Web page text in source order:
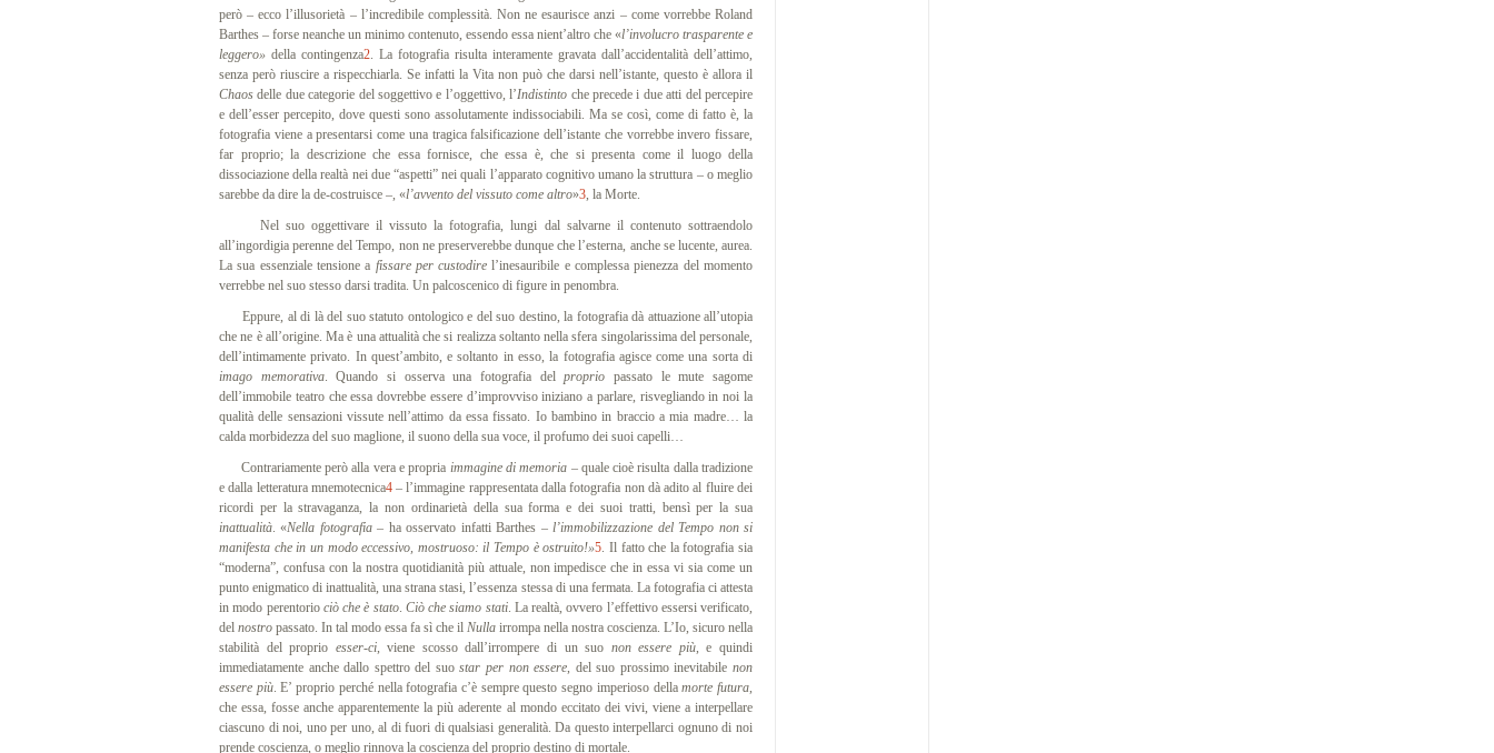
però – ecco l’illusorietà – l’incredibile complessità. Non ne esaurisce anzi – come vorrebbe Roland
Barthes – forse neanche un minimo contenuto, essendo essa nient’altro che «l’involucro trasparente e
leggero» della contingenza2. La fotografia risulta interamente gravata dall’accidentalità dell’attimo,
senza però riuscire a rispecchiarla. Se infatti la Vita non può che darsi nell’istante, questo è allora il
Chaos delle due categorie del soggettivo e l’oggettivo, l’Indistinto che precede i due atti del percepire
e dell’esser percepito, dove questi sono assolutamente indissociabili. Ma se così, come di fatto è, la
fotografia viene a presentarsi come una tragica falsificazione dell’istante che vorrebbe invero fissare,
far proprio; la descrizione che essa fornisce, che essa è, che si presenta come il luogo della
dissociazione della realtà nei due “aspetti” nei quali l’apparato cognitivo umano la struttura – o meglio
sarebbe da dire la de-costruisce –, «l’avvento del vissuto come altro»3, la Morte.
Nel suo oggettivare il vissuto la fotografia, lungi dal salvarne il contenuto sottraendolo
all’ingordigia perenne del Tempo, non ne preserverebbe dunque che l’esterna, anche se lucente, aurea.
La sua essenziale tensione a fissare per custodire l’inesauribile e complessa pienezza del momento
verrebbe nel suo stesso darsi tradita. Un palcoscenico di figure in penombra.
Eppure, al di là del suo statuto ontologico e del suo destino, la fotografia dà attuazione all’utopia
che ne è all’origine. Ma è una attualità che si realizza soltanto nella sfera singolarissima del personale,
dell’intimamente privato. In quest’ambito, e soltanto in esso, la fotografia agisce come una sorta di
imago memorativa. Quando si osserva una fotografia delproprio passato le mute sagome
dell’immobile teatro che essa dovrebbe essere d’improvviso iniziano a parlare, risvegliando in noi la
qualità delle sensazioni vissute nell’attimo da essa fissato. Io bambino in braccio a mia madre… la
calda morbidezza del suo maglione, il suono della sua voce, il profumo dei suoi capelli…
Contrariamente però alla vera e propria immagine di memoria – quale cioè risulta dalla tradizione
e dalla letteratura mnemotecnica4– l’immagine rappresentata dalla fotografia non dà adito al fluire dei
ricordi per la stravaganza, la non ordinarietà della sua forma e dei suoi tratti, bensì per la sua
inattualità. «Nella fotografia– ha osservato infatti Barthes –l’immobilizzazione del Tempo non si
manifesta che in un modo eccessivo, mostruoso: il Tempo è ostruito!»5. Il fatto che la fotografia sia
“moderna”, confusa con la nostra quotidianità più attuale, non impedisce che in essa vi sia come un
punto enigmatico di inattualità, una strana stasi, l’essenza stessa di una fermata. La fotografia ci attesta
in modo perentorio ciò che è stato. Ciò che siamo stati. La realtà, ovvero l’effettivo essersi verificato,
del nostro passato. In tal modo essa fa sì che il Nulla irrompa nella nostra coscienza. L’Io, sicuro nella
stabilità del proprio esser-ci, viene scosso dall’irrompere di un suo non essere più, e quindi
immediatamente anche dallo spettro del suostar per non essere, del suo prossimo inevitabilenon
essere più. E’ proprio perché nella fotografia c’è sempre questo segno imperioso dellamorte futura,
che essa, fosse anche apparentemente la più aderente al mondo eccitato dei vivi, viene a interpellare
ciascuno di noi, uno per uno, al di fuori di qualsiasi generalità. Da questo interpellarci ognuno di noi
prende coscienza, o meglio rinnova la coscienza del proprio destino di mortale.